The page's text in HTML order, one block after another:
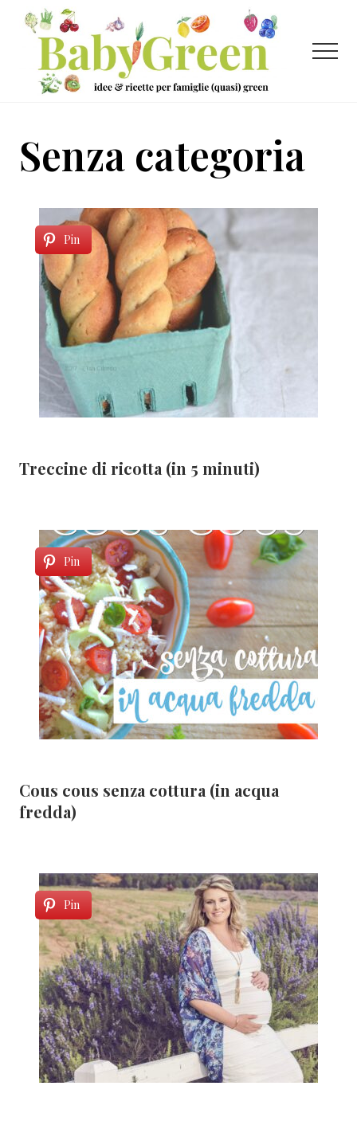
Menu
Passa
contenuto
principale
Passa
ricette
famiglie
(quasi)
green
Menu
Senza categoria
Pin
Treccine di ricotta (in 5 minuti)
Pin
Cous cous senza cottura (in acqua
fredda)
Pin